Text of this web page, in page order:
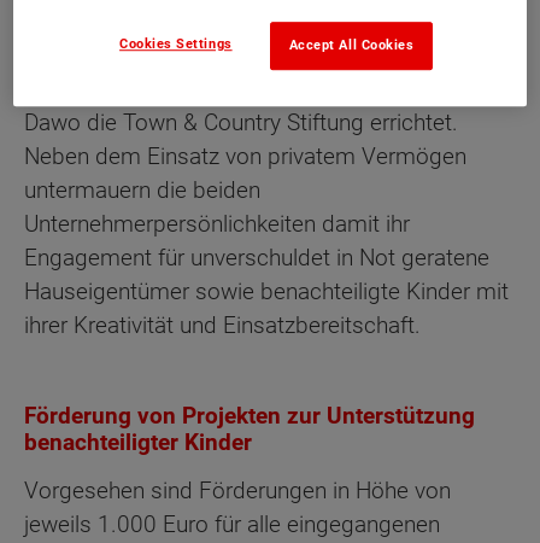
Dawo die Town & Country Stiftung errichtet.
Neben dem Einsatz von privatem Vermögen
untermauern die beiden
Unternehmerpersönlichkeiten damit ihr
Engagement für unverschuldet in Not geratene
Hauseigentümer sowie benachteiligte Kinder mit
ihrer Kreativität und Einsatzbereitschaft.
Förderung von Projekten zur Unterstützung
benachteiligter Kinder
Vorgesehen sind Förderungen in Höhe von
jeweils 1.000 Euro für alle eingegangenen
Accept All Cookies
Cookies Settings